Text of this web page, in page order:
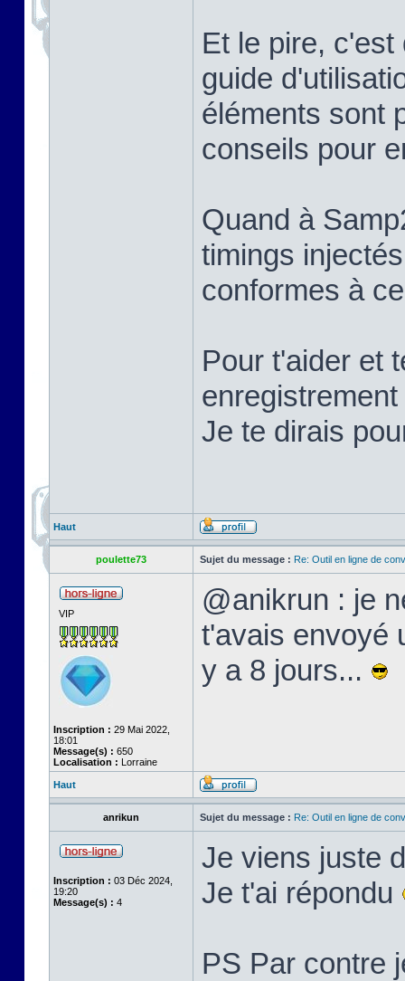
Et le pire,
guide
éléments sont
conseils pour
Quand à
timings
conformes à
Pour t'aider et
Je te dirais
Haut
poulette73 Sujet du message : Re: Outil en ligne de
VIP
Inscription : 29 Mai 2022,
18:01
Message(s) : 650
Localisation : Lorraine
@anikrun : je
t'avais envoyé
y a 8 jours...
Haut
anrikun Sujet du message : Re: Outil en ligne de
Inscription : 03 Déc 2024,
19:20
Message(s) : 4
Je viens juste
Je t'ai répondu
PS Par contre